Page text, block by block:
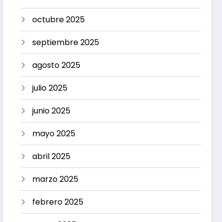
octubre 2025
septiembre 2025
agosto 2025
julio 2025
junio 2025
mayo 2025
abril 2025
marzo 2025
febrero 2025